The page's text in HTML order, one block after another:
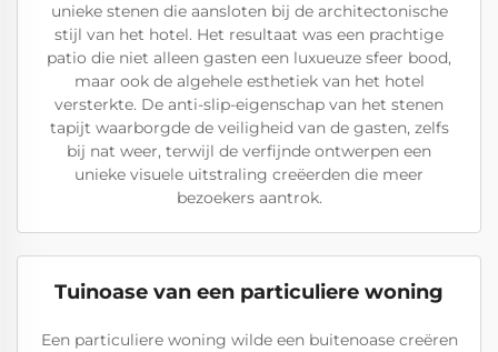
unieke stenen die aansloten bij de architectonische
stijl van het hotel. Het resultaat was een prachtige
patio die niet alleen gasten een luxueuze sfeer bood,
maar ook de algehele esthetiek van het hotel
versterkte. De anti-slip-eigenschap van het stenen
tapijt waarborgde de veiligheid van de gasten, zelfs
bij nat weer, terwijl de verfijnde ontwerpen een
unieke visuele uitstraling creëerden die meer
bezoekers aantrok.
Tuinoase van een particuliere woning
Een particuliere woning wilde een buitenoase creëren